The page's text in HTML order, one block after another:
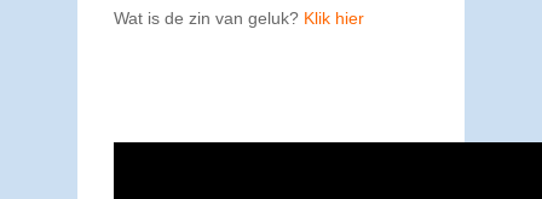
Wat is de zin van geluk? Klik hier